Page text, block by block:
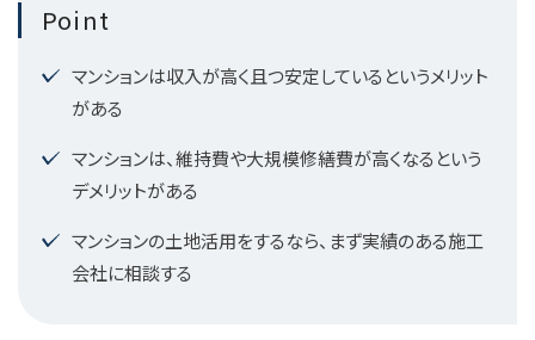
Point
マンションは収入が高く且つ安定しているというメリット
がある
マンションは、維持費や大規模修繕費が高くなるという
デメリットがある
マンションの土地活用をするなら、まず実績のある施工
会社に相談する